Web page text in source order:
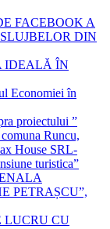
FACEBOOK A
DIN
IDEALĂ ÎN
Economiei în
proiectului ”
Runcu,
House SRL-
turistica”
PETRAȘCU”,
LUCRU CU